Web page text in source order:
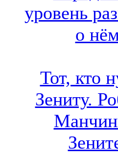
уровень
о
Тот, кто
Зениту.